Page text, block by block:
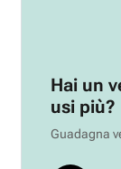
Hai un
usi più?
Guadagna